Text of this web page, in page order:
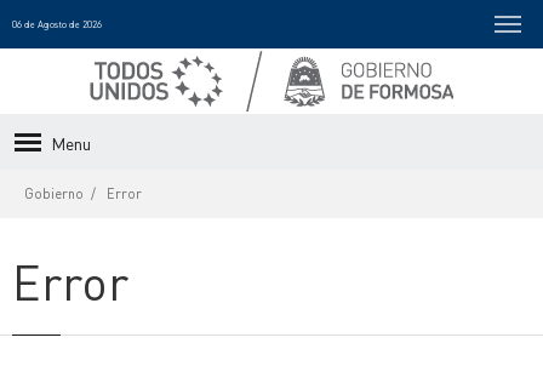
06 de Agosto de 2026
Menu
Gobierno Error
Error